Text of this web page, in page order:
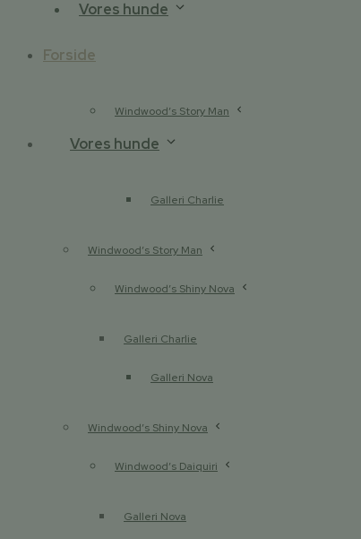
Vores hunde
Windwood’s Story Man
Galleri Charlie
Windwood’s Shiny Nova
Galleri Nova
Windwood’s Daiquiri
Forside
Vores hunde
Windwood’s Story Man
Galleri Charlie
Windwood’s Shiny Nova
Galleri Nova